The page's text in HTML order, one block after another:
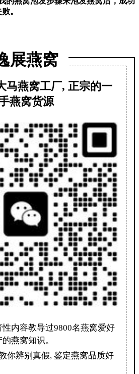
。
展燕窝
马燕窝工厂, 正宗的一
燕窝货源
内容教导过9800名燕窝爱好
燕窝知识。
你辨别真假, 鉴定燕窝品质好